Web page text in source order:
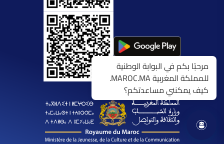
مرحبًا بكم في البوابة الوطنية
للمملكة المغربية MAROC.MA.
كيف يمكنني مساعدتكم؟